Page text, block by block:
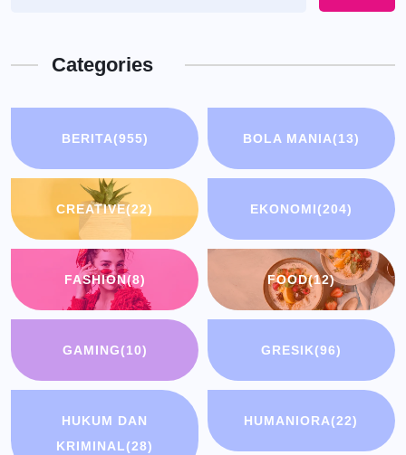
Categories
BERITA(955) BOLA MANIA(13)
CREATIVE(22) EKONOMI(204)
FASHION(8) FOOD(12)
GAMING(10) GRESIK(96)
HUKUM DAN
KRIMINAL(28)
HUMANIORA(22)